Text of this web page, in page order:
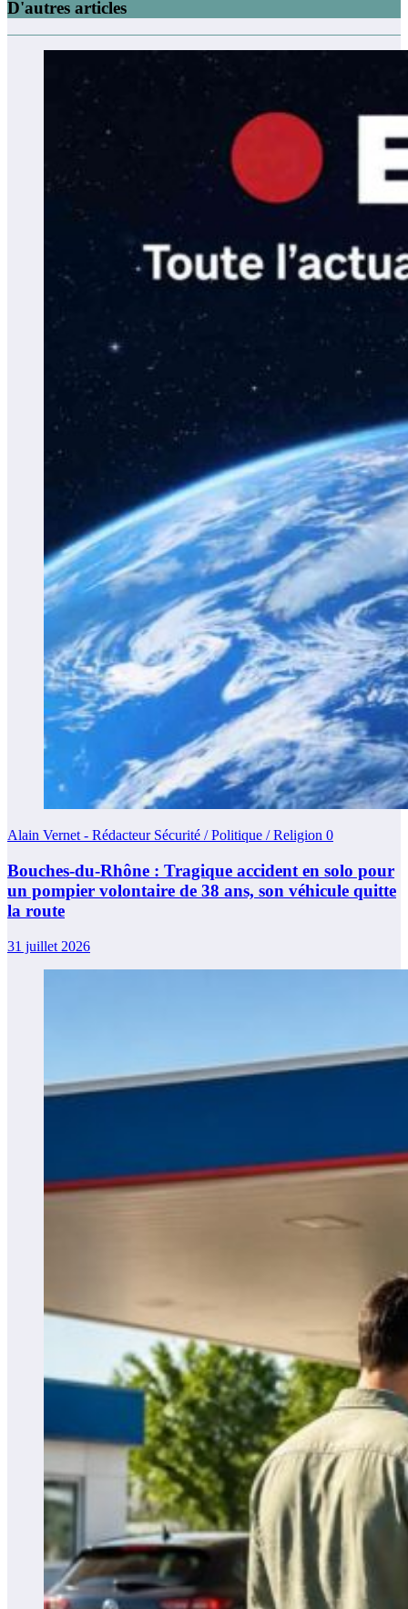
D'autres articles
Alain Vernet - Rédacteur Sécurité / Politique / Religion 0
Bouches-du-Rhône : Tragique accident en solo pour
un pompier volontaire de 38 ans, son véhicule quitte
la route
31 juillet 2026